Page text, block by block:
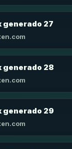
generado 27
generado 28
generado 29